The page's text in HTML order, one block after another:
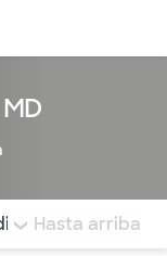
a
COMENTARIOS
Hasta arriba